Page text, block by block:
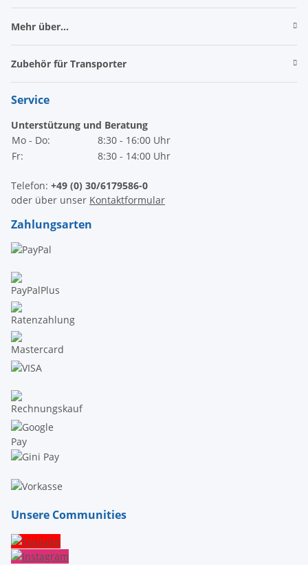
Mehr über...
Zubehör für Transporter
Service
Unterstützung und Beratung
Mo - Do:
8:30 - 16:00 Uhr
Fr:
8:30 - 14:00 Uhr
Telefon: +49 (0) 30/6179586-0
oder über unser Kontaktformular
Zahlungsarten
Unsere Communities